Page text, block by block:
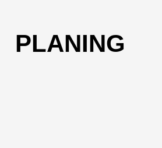
PLANING